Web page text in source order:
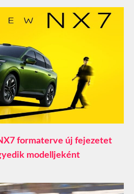
formaterve új fejezetet
modelljeként